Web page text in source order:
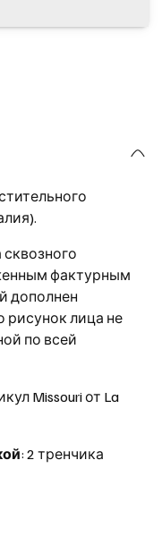
сквозного
фактурным
дополнен
рисунок лица не
по всей
Missouri от La
: 2 тренчика